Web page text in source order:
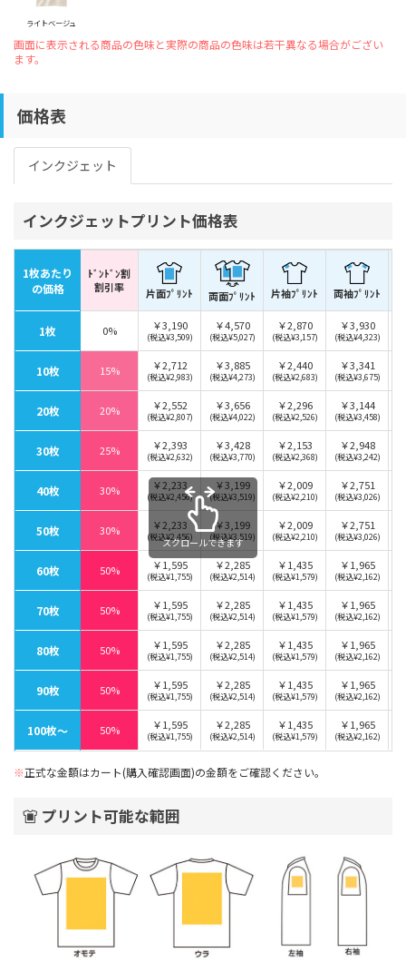
ライトベージュ
画面に表示される商品の色味と実際の商品の色味は若干異なる場合がござい
ます。
価格表
インクジェット
インクジェットプリント価格表
1枚あたり
の価格
ﾄﾞﾝﾄﾞﾝ割
割引率
片面ﾌﾟﾘﾝﾄ 両面ﾌﾟﾘﾝﾄ 片袖ﾌﾟﾘﾝﾄ 両袖ﾌﾟﾘﾝﾄ
1枚 0% ￥3,190
(税込¥3,509)
￥4,570
(税込¥5,027)
￥2,870
(税込¥3,157)
￥3,930
(税込¥4,323)
10枚 15% ￥2,712
(税込¥2,983)
￥3,885
(税込¥4,273)
￥2,440
(税込¥2,683)
￥3,341
(税込¥3,675)
20枚 20% ￥2,552
(税込¥2,807)
￥3,656
(税込¥4,022)
￥2,296
(税込¥2,526)
￥3,144
(税込¥3,458)
30枚 25% ￥2,393
(税込¥2,632)
￥3,428
(税込¥3,770)
￥2,153
(税込¥2,368)
￥2,948
(税込¥3,242)
40枚 30% ￥2,233
(税込¥2,456)
￥3,199
(税込¥3,519)
￥2,009
(税込¥2,210)
￥2,751
(税込¥3,026)
50枚 30% ￥2,233
(税込¥2,456)
￥3,199
(税込¥3,519)
￥2,009
(税込¥2,210)
￥2,751
(税込¥3,026)
60枚 50% ￥1,595
(税込¥1,755)
￥2,285
(税込¥2,514)
￥1,435
(税込¥1,579)
￥1,965
(税込¥2,162)
70枚 50% ￥1,595
(税込¥1,755)
￥2,285
(税込¥2,514)
￥1,435
(税込¥1,579)
￥1,965
(税込¥2,162)
80枚 50% ￥1,595
(税込¥1,755)
￥2,285
(税込¥2,514)
￥1,435
(税込¥1,579)
￥1,965
(税込¥2,162)
90枚 50% ￥1,595
(税込¥1,755)
￥2,285
(税込¥2,514)
￥1,435
(税込¥1,579)
￥1,965
(税込¥2,162)
100枚〜 50% ￥1,595
(税込¥1,755)
￥2,285
(税込¥2,514)
￥1,435
(税込¥1,579)
￥1,965
(税込¥2,162)
スクロールできます
※正式な金額はカート(購入確認画面)の金額をご確認ください。
プリント可能な範囲